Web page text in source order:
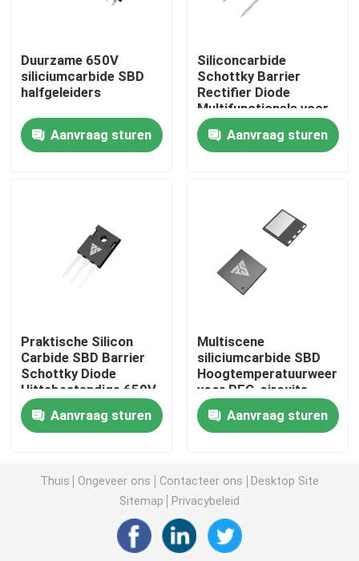
Vraag een offerte
Hoge Machtsmosfet
Super Junction MOSFET
Hoogspanningsmosfet
Laagspannings-MOSFET
Schottky-Barrièredioden
Hoogvermogend halfgeleider
Duurzame 650V
siliciumcarbide SBD
halfgeleiders
Aanvraag sturen
Siliconcarbide
Schottky Barrier
Rectifier Diode
Multifunctionele voor
de industrie
Aanvraag sturen
Praktische Silicon
Carbide SBD Barrier
Schottky Diode
Hittebestendige 650V
Aanvraag sturen
Multiscene
siliciumcarbide SBD
voor PFC-circuits
Aanvraag sturen
Thuis Ongeveer ons Contacteer ons
Desktop Site
Sitemap
Privacybeleid